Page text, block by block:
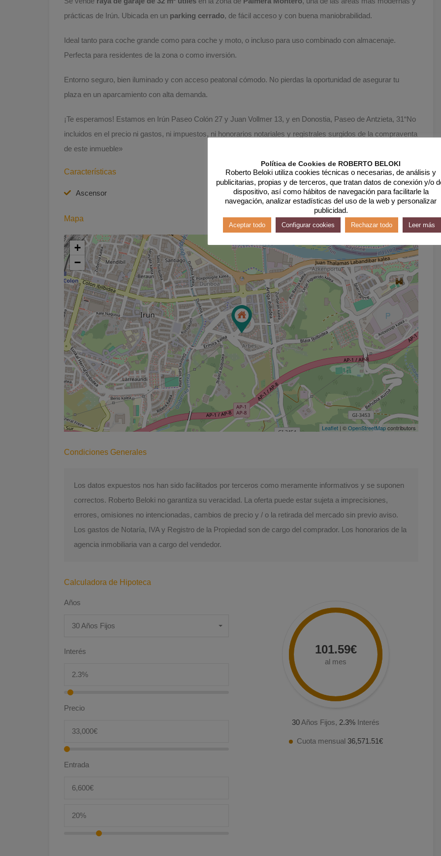
prácticas de Irún. Ubicada en un parking cerrado, de fácil acceso y con buena maniobrabilidad.
Ideal tanto para coche grande como para coche y moto, o incluso para uso combinado con almacenaje.
Perfecta para residentes de la zona o como inversión.
Entorno seguro, bien iluminado y con acceso peatonal cómodo. No pierdas la oportunidad de asegurar tu
plaza en un aparcamiento con alta demanda.
¡Te esperamos! Estamos en Irún Paseo Colón 27 y Juan Vollmer 13, y en Donostia, Paseo de Antzieta, 31“No
incluidos en el precio ni gastos, ni impuestos, ni honorarios notariales y registrales surgidos de la compraventa
de este inmueble»
Características
Ascensor
Mapa
+
−
Leaflet| ©OpenStreetMapcontributors
Condiciones Generales
Los datos expuestos nos han sido facilitados por terceros como meramente informativos y se suponen
correctos. Roberto Beloki no garantiza su veracidad. La oferta puede estar sujeta a imprecisiones,
errores, omisiones no intencionadas, cambios de precio y / o la retirada del mercado sin previo aviso.
Los gastos de Notaría, IVA y Registro de la Propiedad son de cargo del comprador. Los honorarios de la
agencia inmobiliaria van a cargo del vendedor.
Calculadora de Hipoteca
Años
30 Años Fijos
Interés
Precio
Entrada
101.59€
al mes
30Años Fijos, 2.3% Interés
Cuota mensual 36,571.51€
Política de Cookies de ROBERTO BELOKI
Roberto Beloki utiliza cookies técnicas o necesarias, de análisis y
publicitarias, propias y de terceros, que tratan datos de conexión y/o
dispositivo, así como hábitos de navegación para facilitarle la
navegación, analizar estadísticas del uso de la web y personalizar
publicidad.
Aceptar todo Configurar cookies Rechazar todo Leer más